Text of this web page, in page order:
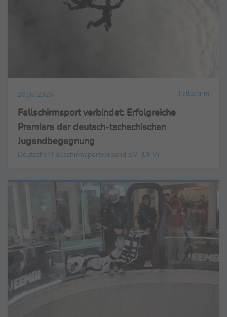
20.07.2026 Fallschirm
Fallschirmsport verbindet: Erfolgreiche
Premiere der deutsch-tschechischen
Jugendbegegnung
Deutscher Fallschirmsportverband e.V. (DFV)